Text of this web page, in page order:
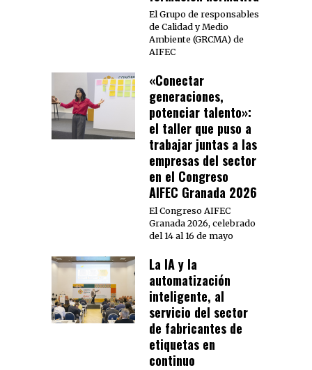
El Grupo de responsables
de Calidad y Medio
Ambiente (GRCMA) de
AIFEC
«Conectar
generaciones,
potenciar talento»:
el taller que puso a
trabajar juntas a las
empresas del sector
en el Congreso
AIFEC Granada 2026
El Congreso AIFEC
Granada 2026, celebrado
del 14 al 16 de mayo
La IA y la
automatización
inteligente, al
servicio del sector
de fabricantes de
etiquetas en
continuo